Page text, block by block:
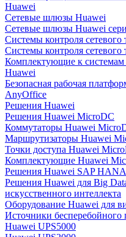
Huawei
Сетевые шлюзы Huawei
Сетевые шлюзы Huawei
Системы контроля сетевого
Системы контроля
Комплектующие к системам
Huawei
Безопасная рабочая
AnyOffice
Решения Huawei
Решения Huawei MicroDC
Коммутаторы Huawei
Маршрутизаторы Huawei
Точки доступа Huawei
Комплектующие Huawei
Решения Huawei SAP HANA
Решения Huawei для Big
искусственного интеллекта
Оборудование Huawei для
Источники бесперебойного
Huawei UPS5000